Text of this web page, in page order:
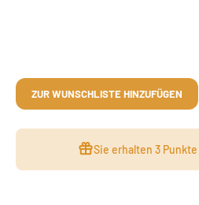
ZUR WUNSCHLISTE HINZUFÜGEN
Sie erhalten 3 Punkte